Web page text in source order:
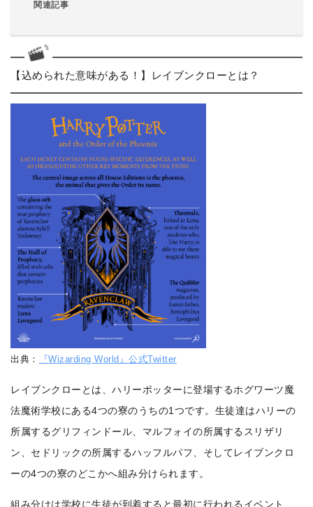
関連記事
【込められた意味がある！】レイブンクローとは？
出典： 『Wizarding World』公式Twitter
レイブンクローとは、ハリーポッターに登場するホグワーツ魔
法魔術学校にある4つの寮のうちの1つです。生徒達はハリーの
所属するグリフィンドール、マルフォイの所属するスリザリ
ン、セドリックの所属するハッフルパフ、そしてレイブンクロ
ーの4つの寮のどこかへ組み分けられます。
組み分けは学校に生徒が到着すると最初に行われるイベント